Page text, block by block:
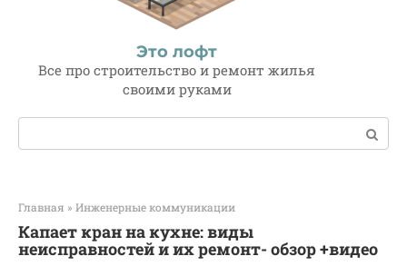
Это лофт
Все про строительство и ремонт жилья
своими руками
Поиск:
Главная » Инженерные коммуникации
Капает кран на кухне: виды
неисправностей и их ремонт- обзор +видео